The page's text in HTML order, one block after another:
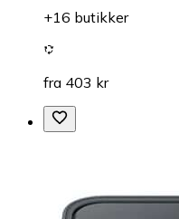
+16 butikker
fra 403 kr